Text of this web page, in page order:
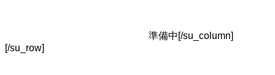
準備中[/su_column]
[/su_row]